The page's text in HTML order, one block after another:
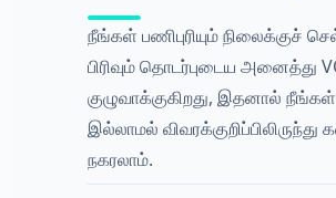
நீங்கள் பணிபுரியும் நிலைக்குச்
பிரிவும் தொடர்புடைய அனைத்து
குழுவாக்குகிறது, இதனால் நீங்கள்
இல்லாமல் விவரக்குறிப்பிலிருந்து
நகரலாம்.